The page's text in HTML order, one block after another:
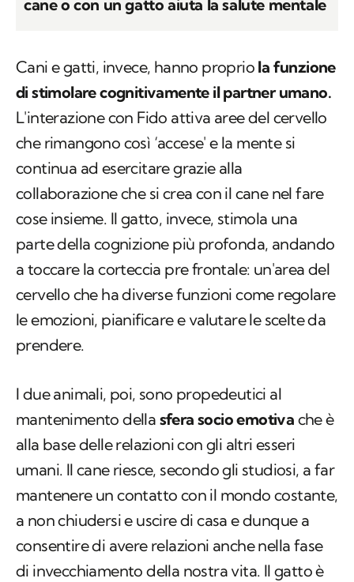
cane o con un gatto aiuta la salute mentale
Cani e gatti, invece, hanno proprio la funzione
di stimolare cognitivamente il partner umano.
L'interazione con Fido attiva aree del cervello
che rimangono così ‘accese' e la mente si
continua ad esercitare grazie alla
collaborazione che si crea con il cane nel fare
cose insieme. Il gatto, invece, stimola una
parte della cognizione più profonda, andando
a toccare la corteccia pre frontale: un'area del
cervello che ha diverse funzioni come regolare
le emozioni, pianificare e valutare le scelte da
prendere.
I due animali, poi, sono propedeutici al
mantenimento della sfera socio emotiva che è
alla base delle relazioni con gli altri esseri
umani. Il cane riesce, secondo gli studiosi, a far
mantenere un contatto con il mondo costante,
a non chiudersi e uscire di casa e dunque a
consentire di avere relazioni anche nella fase
di invecchiamento della nostra vita. Il gatto è